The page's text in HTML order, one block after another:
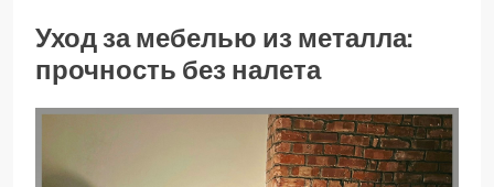
Уход за мебелью из металла:
прочность без налета